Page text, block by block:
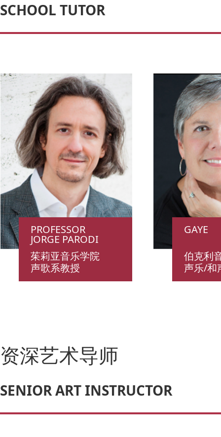
SCHOOL TUTOR
PROFESSOR
JORGE PARODI
茱莉亚音乐学院
声歌系教授
GAYE
伯克利
声乐/和
资深艺术导师
SENIOR ART INSTRUCTOR